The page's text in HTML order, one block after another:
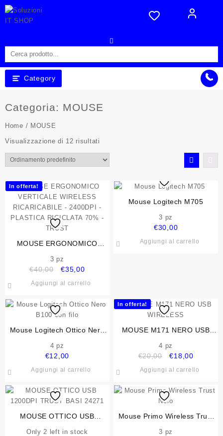
Skip
to
Category
Categoria: MOUSE
Home / MOUSE
Visualizzazione di 12 risultati
In offerta!
MOUSE ERGONOMICO
RICARICABILE – 2400DPI –
PLASTICA RICICLATA 70% –
TRUST
3 pz
€40,00
Il
prezzo
era:
€40,00.
€35,00Il
prezzo
Aggiungi al carrello
Mouse Logitech M705
3 pz
€30,00
Aggiungi al carrello
Mouse Logitech Ottico Nero
4 pz
€12,00
Aggiungi al carrello
In offerta!
MOUSE M171 NERO USB
4 pz
€20,00
Il
prezzo
era:
€20,00.
€18,00Il
prezzo
è:
Aggiungi al carrello
MOUSE OTTICO USB
Only 2 left in stock
Mouse Primo Wireless Trust
3 pz